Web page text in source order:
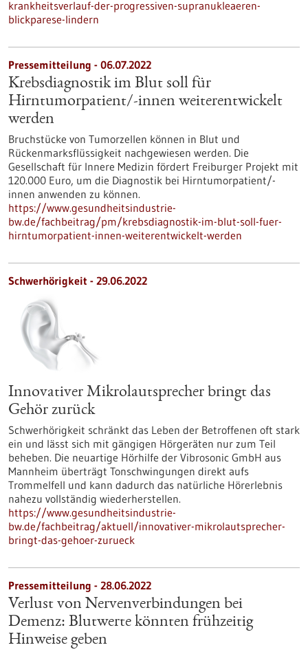
krankheitsverlauf-der-progressiven-supranukleaeren-
blickparese-lindern
Pressemitteilung - 06.07.2022
Krebsdiagnostik im Blut soll für
Hirntumorpatient/-innen weiterentwickelt
werden
Bruchstücke von Tumorzellen können in Blut und
Rückenmarksflüssigkeit nachgewiesen werden. Die
Gesellschaft für Innere Medizin fördert Freiburger Projekt mit
120.000 Euro, um die Diagnostik bei Hirntumorpatient/-
innen anwenden zu können.
https://www.gesundheitsindustrie-
bw.de/fachbeitrag/pm/krebsdiagnostik-im-blut-soll-fuer-
hirntumorpatient-innen-weiterentwickelt-werden
Schwerhörigkeit - 29.06.2022
Innovativer Mikrolautsprecher bringt das
Gehör zurück
Schwerhörigkeit schränkt das Leben der Betroffenen oft stark
ein und lässt sich mit gängigen Hörgeräten nur zum Teil
beheben. Die neuartige Hörhilfe der Vibrosonic GmbH aus
Mannheim überträgt Tonschwingungen direkt aufs
Trommelfell und kann dadurch das natürliche Hörerlebnis
nahezu vollständig wiederherstellen.
https://www.gesundheitsindustrie-
bw.de/fachbeitrag/aktuell/innovativer-mikrolautsprecher-
bringt-das-gehoer-zurueck
Pressemitteilung - 28.06.2022
Verlust von Nervenverbindungen bei
Demenz: Blutwerte könnten frühzeitig
Hinweise geben